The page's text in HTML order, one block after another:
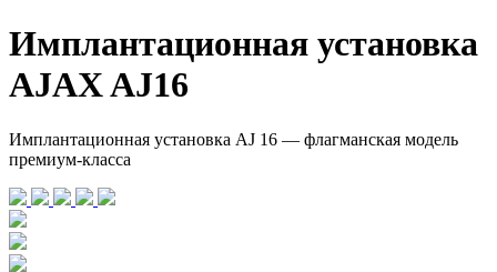
Имплантационная установка
AJAX AJ16
Имплантационная установка AJ 16 — флагманская модель
премиум-класса